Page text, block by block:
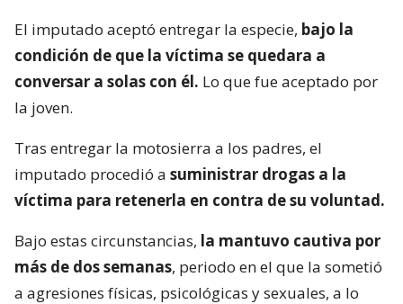
El imputado aceptó entregar la especie, bajo la
condición de que la víctima se quedara a
conversar a solas con él. Lo que fue aceptado por
la joven.
Tras entregar la motosierra a los padres, el
imputado procedió a suministrar drogas a la
víctima para retenerla en contra de su voluntad.
Bajo estas circunstancias, la mantuvo cautiva por
más de dos semanas, periodo en el que la sometió
a agresiones físicas, psicológicas y sexuales, a lo